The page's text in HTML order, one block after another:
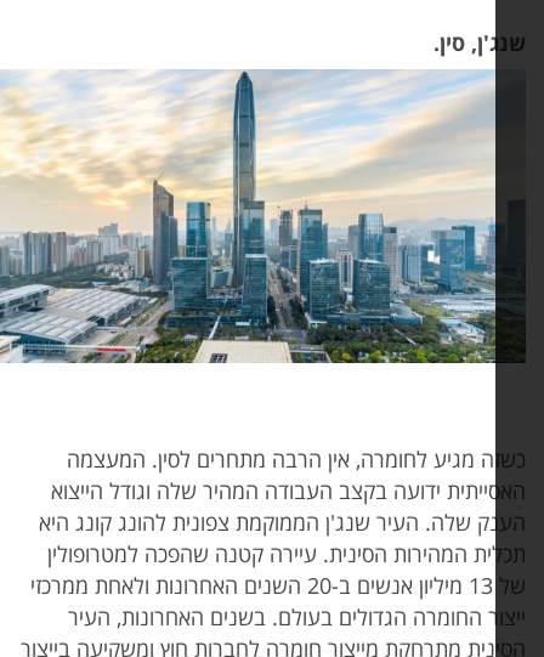
סין.
מגיע לחומרה, אין הרבה מתחרים לסין. המעצמה
ידועה בקצב העבודה המהיר שלה וגודל הייצוא
שלה. העיר שנג'ן הממוקמת צפונית להונג קונג היא
המהירות הסינית. עיירה קטנה שהפכה למטרופולין
של 13 מיליון אנשים ב-20 השנים האחרונות ולאחת ממרכזי
החומרה הגדולים בעולם. בשנים האחרונות, העיר
מתרחקת מייצור חומרה לחברות חוץ ומשקיעה בייצור